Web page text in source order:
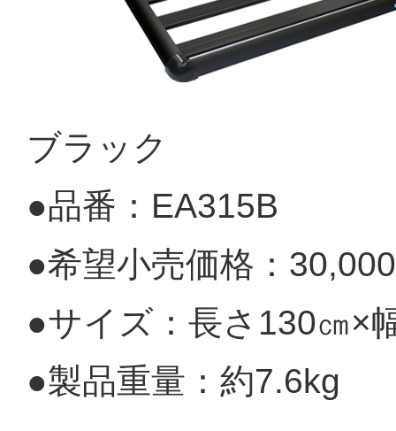
ブラック
●品番：EA315B
●希望小売価格：
●サイズ：長さ130㎝×
●製品重量：約7.6kg